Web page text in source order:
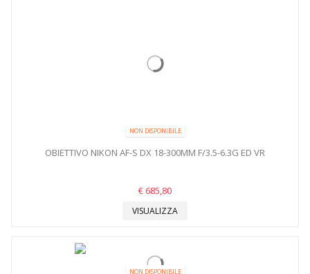
NON DISPONIBILE
OBIETTIVO NIKON AF-S DX 18-300MM F/3.5-6.3G ED VR
€ 685,80
VISUALIZZA
NON DISPONIBILE